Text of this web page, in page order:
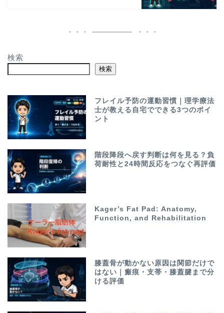
検索
検索
フレイル予防の運動習慣｜理学療法
士が教える自宅でできる3つのポイ
ント
階段降段へ戻す判断は何を見る？負
荷耐性と24時間反応をつなぐ再評価
Kager’s Fat Pad: Anatomy,
Function, and Rehabilitation
膝蓋骨が動かない原因は関節だけで
はない｜瘢痕・支帯・膝蓋腱まで分
ける評価